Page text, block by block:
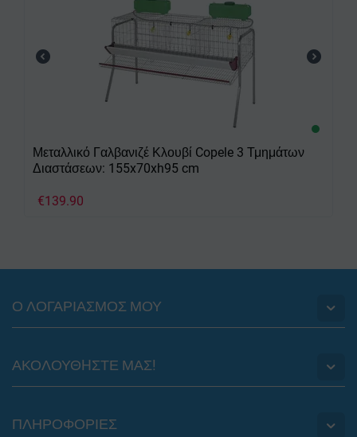
Μεταλλικό Γαλβανιζέ Κλουβί Copele 3 Τμημάτων
Διαστάσεων: 155x70xh95 cm
€139.90
Ο ΛΟΓΑΡΙΑΣΜΟΣ ΜΟΥ
ΑΚΟΛΟΥΘHΣΤΕ ΜΑΣ!
ΠΛΗΡΟΦΟΡΙΕΣ